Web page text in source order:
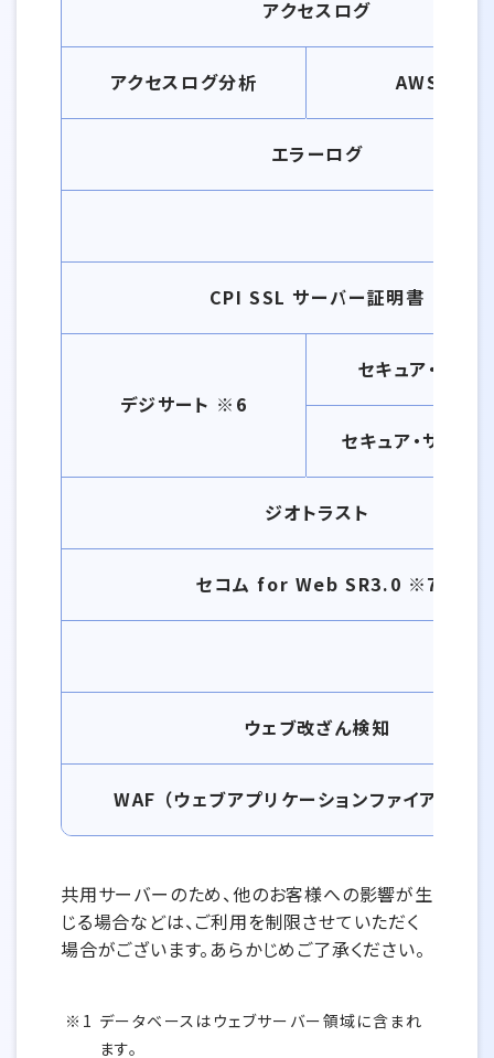
アクセスログ
アクセスログ分析 AWStats
エラーログ
CPI SSL サーバー証明書
デジサート ※6
セキュア・サー
セキュア・サーバ
ジオトラスト
セコム for Web SR3.0 ※7
ウェブ改ざん検知
WAF （ウェブアプリケーションファイアウォー
共用サーバーのため、他のお客様への影響が生
じる場合などは、ご利用を制限させていただく
場合がございます。あらかじめご了承ください。
データベースはウェブサーバー領域に含まれ
ます。